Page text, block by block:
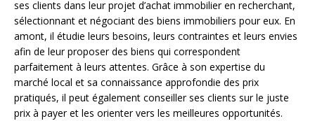
ses clients dans leur projet d’achat immobilier en recherchant,
sélectionnant et négociant des biens immobiliers pour eux. En
amont, il étudie leurs besoins, leurs contraintes et leurs envies
afin de leur proposer des biens qui correspondent
parfaitement à leurs attentes. Grâce à son expertise du
marché local et sa connaissance approfondie des prix
pratiqués, il peut également conseiller ses clients sur le juste
prix à payer et les orienter vers les meilleures opportunités.